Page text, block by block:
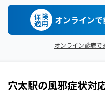
保険
適用 オンライン
オンライン診療で
穴太駅の風邪症状対